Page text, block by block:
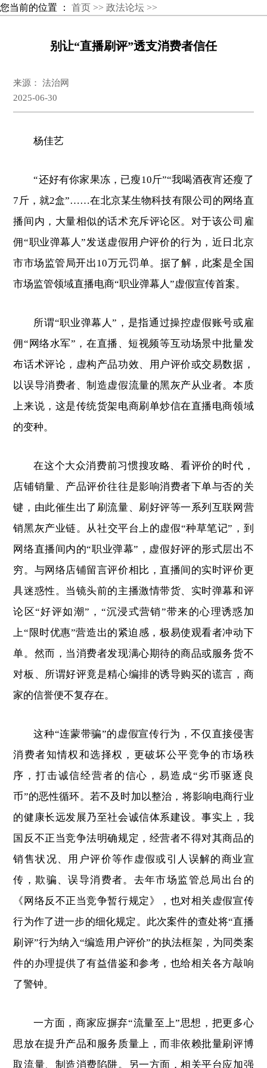
您当前的位置 ： 首页 >> 政法论坛 >>
别让“直播刷评”透支消费者信任
来源： 法治网
2025-06-30
杨佳艺
“还好有你家果冻，已瘦10斤”“我喝酒夜宵还瘦了
7斤，就2盒”……在北京某生物科技有限公司的网络直
播间内，大量相似的话术充斥评论区。对于该公司雇
佣“职业弹幕人”发送虚假用户评价的行为，近日北京
市市场监管局开出10万元罚单。据了解，此案是全国
市场监管领域直播电商“职业弹幕人”虚假宣传首案。
所谓“职业弹幕人”，是指通过操控虚假账号或雇
佣“网络水军”，在直播、短视频等互动场景中批量发
布话术评论，虚构产品功效、用户评价或交易数据，
以误导消费者、制造虚假流量的黑灰产从业者。本质
上来说，这是传统货架电商刷单炒信在直播电商领域
的变种。
在这个大众消费前习惯搜攻略、看评价的时代，
店铺销量、产品评价往往是影响消费者下单与否的关
键，由此催生出了刷流量、刷好评等一系列互联网营
销黑灰产业链。从社交平台上的虚假“种草笔记”，到
网络直播间内的“职业弹幕”，虚假好评的形式层出不
穷。与网络店铺留言评价相比，直播间的实时评价更
具迷惑性。当镜头前的主播激情带货、实时弹幕和评
论区“好评如潮”，“沉浸式营销”带来的心理诱惑加
上“限时优惠”营造出的紧迫感，极易使观看者冲动下
单。然而，当消费者发现满心期待的商品或服务货不
对板、所谓好评竟是精心编排的诱导购买的谎言，商
家的信誉便不复存在。
这种“连蒙带骗”的虚假宣传行为，不仅直接侵害
消费者知情权和选择权，更破坏公平竞争的市场秩
序，打击诚信经营者的信心，易造成“劣币驱逐良
币”的恶性循环。若不及时加以整治，将影响电商行业
的健康长远发展乃至社会诚信体系建设。事实上，我
国反不正当竞争法明确规定，经营者不得对其商品的
销售状况、用户评价等作虚假或引人误解的商业宣
传，欺骗、误导消费者。去年市场监管总局出台的
《网络反不正当竞争暂行规定》，也对相关虚假宣传
行为作了进一步的细化规定。此次案件的查处将“直播
刷评”行为纳入“编造用户评价”的执法框架，为同类案
件的办理提供了有益借鉴和参考，也给相关各方敲响
了警钟。
一方面，商家应摒弃“流量至上”思想，把更多心
思放在提升产品和服务质量上，而非依赖批量刷评博
取流量、制造消费陷阱。另一方面，相关平台应加强